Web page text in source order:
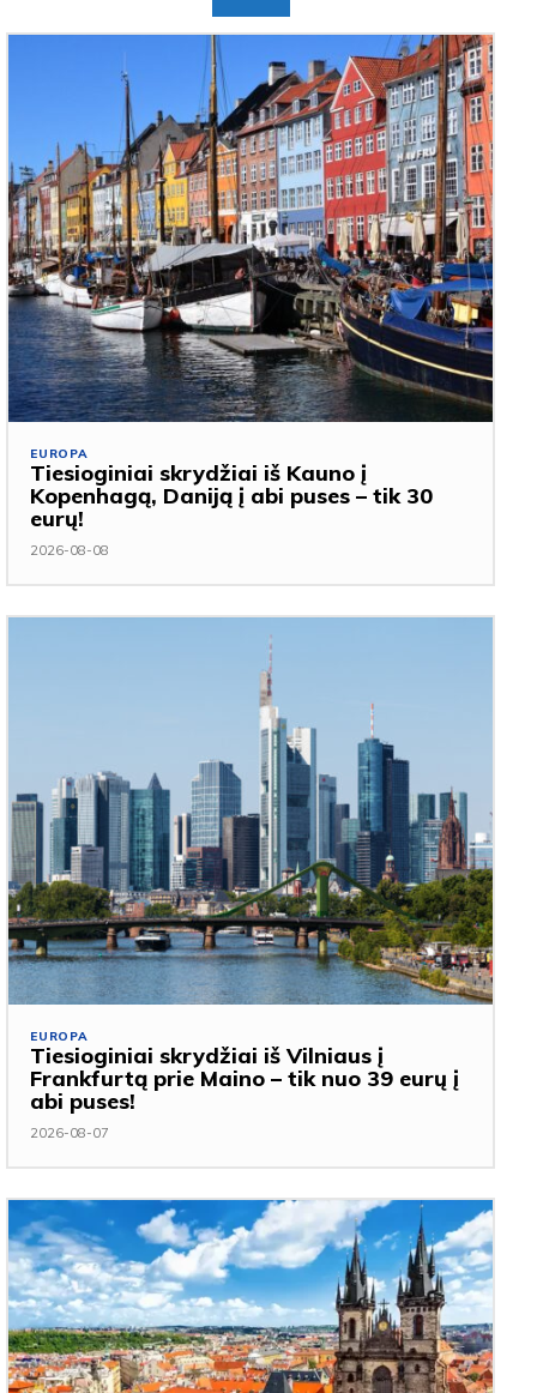
EUROPA
Tiesioginiai skrydžiai iš Kauno į
Kopenhagą, Daniją į abi puses – tik 30
eurų!
2026-08-08
EUROPA
Tiesioginiai skrydžiai iš Vilniaus į
Frankfurtą prie Maino – tik nuo 39 eurų į
abi puses!
2026-08-07